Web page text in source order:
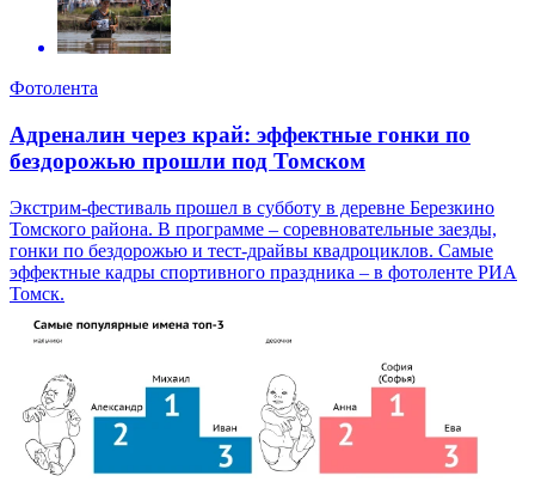
Фотолента
Адреналин через край: эффектные гонки по
бездорожью прошли под Томском
Экстрим-фестиваль прошел в субботу в деревне Березкино
Томского района. В программе – соревновательные заезды,
гонки по бездорожью и тест-драйвы квадроциклов. Самые
эффектные кадры спортивного праздника – в фотоленте РИА
Томск.